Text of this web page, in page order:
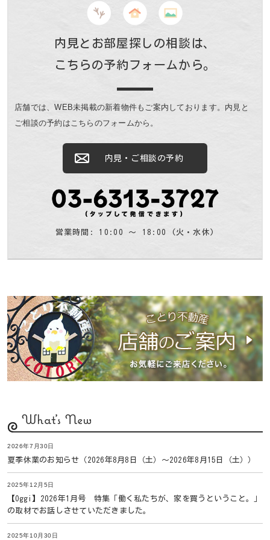
内見とお部屋探しの相談は、
こちらの予約フォームから。
店舗では、WEB未掲載の新着物件もご案内しております。 内見と
ご相談の予約はこちらのフォームから。
内見・ご相談の予約
営業時間: 10:00 〜 18:00 (火・水休)
What's New
2026年7月30日
夏季休業のお知らせ（2026年8月8日（土）〜2026年8月15日（土））
2025年12月5日
【Oggi】2026年1月号 特集「働く私たちが、家を買うということ。」
の取材でお話しさせていただきました。
2025年10月30日